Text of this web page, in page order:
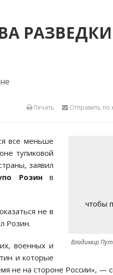
Отправить по
Печать
Владимир
все меньше
тупиковой
заявил
Розинв
не в
Розин.
военных и
и которые
не на стороне России», —